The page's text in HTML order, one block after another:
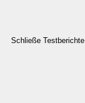
Schließe Testberichte